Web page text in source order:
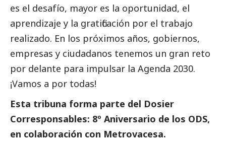
es el desafío, mayor es la oportunidad, el
aprendizaje y la gratificación por el trabajo
realizado. En los próximos años, gobiernos,
empresas y ciudadanos tenemos un gran reto
por delante para impulsar la Agenda 2030.
¡Vamos a por todas!
Esta tribuna forma parte del Dosier
Corresponsables: 8º Aniversario de los ODS,
en colaboración con Metrovacesa.